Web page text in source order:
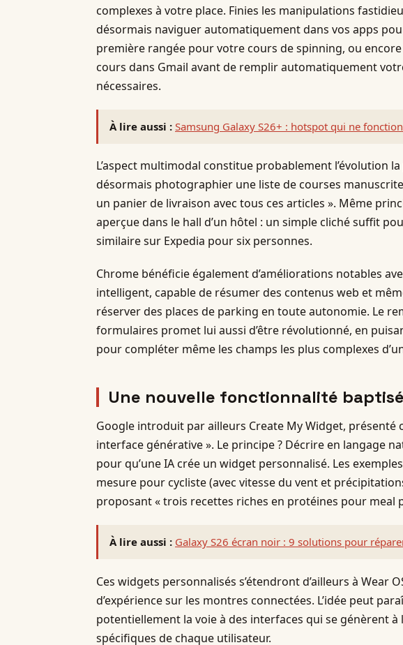
complexes à votre place. Finies les manipulations
désormais naviguer automatiquement dans vos apps
première rangée pour votre cours de spinning, ou
cours dans Gmail avant de remplir automatiquement
nécessaires.
À lire aussi : Samsung Galaxy S26+ : hotspot qui ne
L’aspect multimodal constitue probablement l’évolution
désormais photographier une liste de courses
un panier de livraison avec tous ces articles ». Même
aperçue dans le hall d’un hôtel : un simple cliché suffit
similaire sur Expedia pour six personnes.
Chrome bénéficie également d’améliorations notables
intelligent, capable de résumer des contenus web et
réserver des places de parking en toute autonomie. Le
formulaires promet lui aussi d’être révolutionné, en
pour compléter même les champs les plus complexes
Une nouvelle fonctionnalité
Google introduit par ailleurs Create My Widget, présenté
interface générative ». Le principe ? Décrire en langage
pour qu’une IA crée un widget personnalisé. Les
mesure pour cycliste (avec vitesse du vent et
proposant « trois recettes riches en protéines pour meal
À lire aussi : Galaxy S26 écran noir : 9 solutions pour
Ces widgets personnalisés s’étendront d’ailleurs à Wear
d’expérience sur les montres connectées. L’idée peut
potentiellement la voie à des interfaces qui se génèrent à
spécifiques de chaque utilisateur.